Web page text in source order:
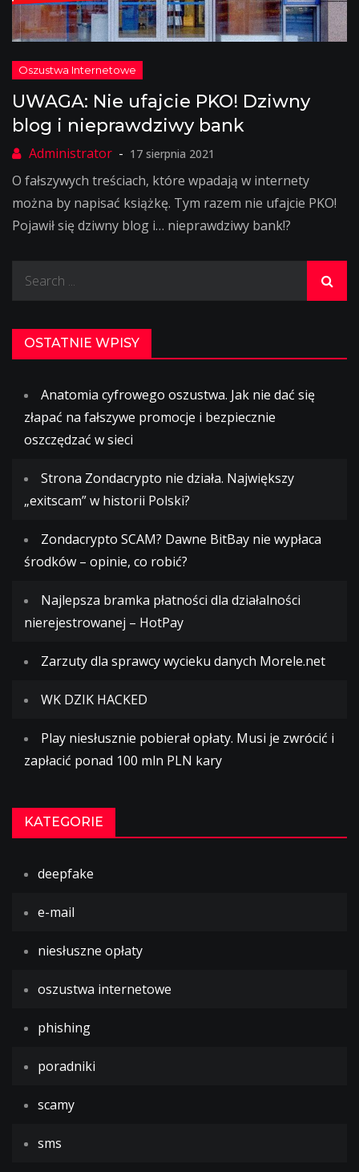
UWAGA: Nie ufajcie PKO! Dziwny
blog i nieprawdziwy bank
17 sierpnia 2021
O fałszywych treściach, które wpadają w internety
można by napisać książkę. Tym razem nie ufajcie PKO!
Pojawił się dziwny blog i… nieprawdziwy bank!?
OSTATNIE WPISY
Anatomia cyfrowego oszustwa. Jak nie dać się
złapać na fałszywe promocje i bezpiecznie
oszczędzać w sieci
Strona Zondacrypto nie działa. Największy
„exitscam” w historii Polski?
Zondacrypto SCAM? Dawne BitBay nie wypłaca
środków – opinie, co robić?
Najlepsza bramka płatności dla działalności
nierejestrowanej – HotPay
Zarzuty dla sprawcy wycieku danych Morele.net
WK DZIK HACKED
Play niesłusznie pobierał opłaty. Musi je zwrócić i
zapłacić ponad 100 mln PLN kary
KATEGORIE
deepfake
e-mail
niesłuszne opłaty
oszustwa internetowe
phishing
poradniki
scamy
sms